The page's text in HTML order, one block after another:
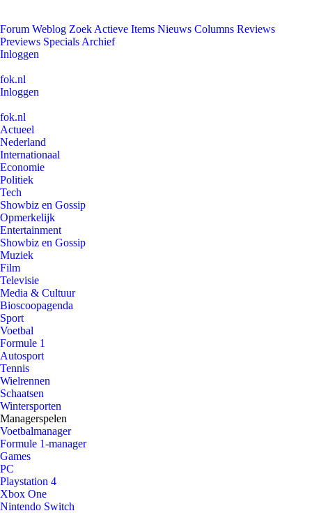
Forum Weblog Zoek Actieve Items Nieuws Columns Reviews
Previews Specials Archief
Inloggen
fok.nl
Inloggen
fok.nl
Actueel
Nederland
Internationaal
Economie
Politiek
Tech
Showbiz en Gossip
Opmerkelijk
Entertainment
Showbiz en Gossip
Muziek
Film
Televisie
Media & Cultuur
Bioscoopagenda
Sport
Voetbal
Formule 1
Autosport
Tennis
Wielrennen
Schaatsen
Wintersporten
Managerspelen
Voetbalmanager
Formule 1-manager
Games
PC
Playstation 4
Xbox One
Nintendo Switch